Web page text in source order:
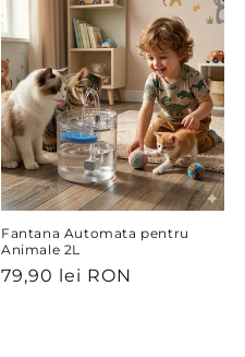
Fantana Automata pentru
Animale 2L
Preț
79,90 lei RON